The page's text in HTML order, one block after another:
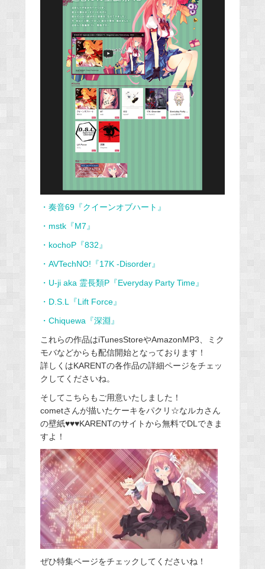
・奏音69『クイーンオブハート』
・mstk『M7』
・kochoP『832』
・AVTechNO!『17K -Disorder』
・U-ji aka 霊長類P『Everyday Party Time』
・D.S.L『Lift Force』
・Chiquewa『深淵』
これらの作品はiTunesStoreやAmazonMP3、ミク
モバなどからも配信開始となっております！
詳しくはKARENTの各作品の詳細ページをチェッ
クしてくださいね。
そしてこちらもご用意いたしました！
cometさんが描いたケーキをパクリ☆なルカさん
の壁紙♥♥♥KARENTのサイトから無料でDLできま
すよ！
ぜひ特集ページをチェックしてくださいね！